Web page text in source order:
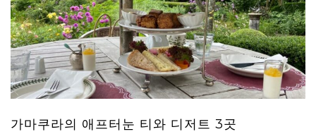
가마쿠라의 애프터눈 티와 디저트 3곳